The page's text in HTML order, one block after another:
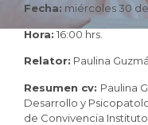
Fecha: miércoles 30
Hora: 16:00 hrs.
Relator: Paulina
Resumen cv: Paulina
Desarrollo y
de Convivencia